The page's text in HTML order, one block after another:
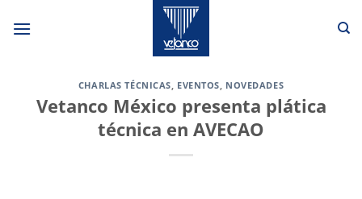
CHARLAS TÉCNICAS, EVENTOS, NOVEDADES
Vetanco México presenta plática
técnica en AVECAO